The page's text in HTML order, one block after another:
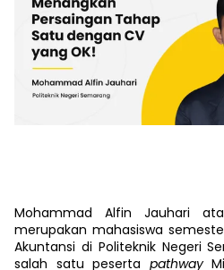
Mohammad Alfin Jauhari
merupakan mahasiswa
Akuntansi di Politeknik Negeri
salah satu peserta pathway